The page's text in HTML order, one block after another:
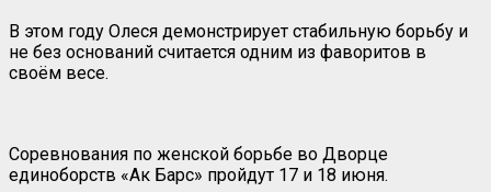
В этом году Олеся демонстрирует стабильную борьбу и
не без оснований считается одним из фаворитов в
своём весе.
Соревнования по женской борьбе во Дворце
единоборств «Ак Барс» пройдут 17 и 18 июня.